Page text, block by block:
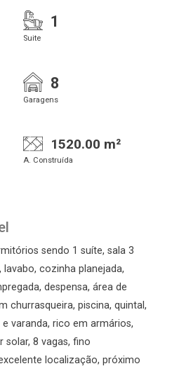
1
Suite
8
Garagens
1520.00 m²
A. Construída
sendo 1 suíte, sala 3
cozinha planejada,
despensa, área de
churrasqueira, piscina, quintal,
varanda, rico em armários,
solar, 8 vagas, fino
localização, próximo